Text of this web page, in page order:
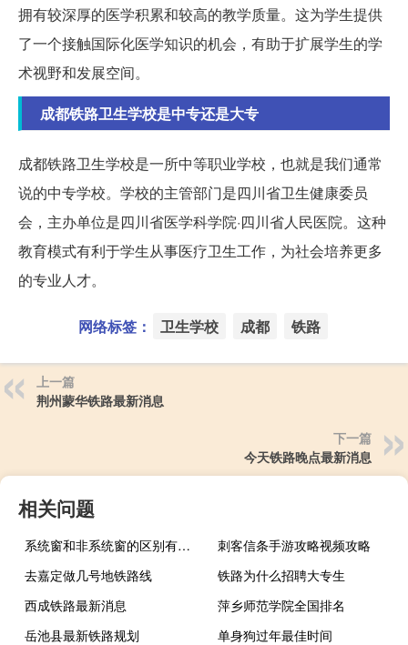
拥有较深厚的医学积累和较高的教学质量。这为学生提供
了一个接触国际化医学知识的机会，有助于扩展学生的学
术视野和发展空间。
成都铁路卫生学校是中专还是大专
成都铁路卫生学校是一所中等职业学校，也就是我们通常
说的中专学校。学校的主管部门是四川省卫生健康委员
会，主办单位是四川省医学科学院·四川省人民医院。这种
教育模式有利于学生从事医疗卫生工作，为社会培养更多
的专业人才。
网络标签： 卫生学校 成都 铁路
上一篇
荆州蒙华铁路最新消息
下一篇
今天铁路晚点最新消息
相关问题
系统窗和非系统窗的区别有哪些
刺客信条手游攻略视频攻略
去嘉定做几号地铁路线
铁路为什么招聘大专生
西成铁路最新消息
萍乡师范学院全国排名
岳池县最新铁路规划
单身狗过年最佳时间